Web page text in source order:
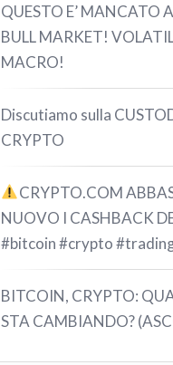
QUESTO E’ MANCATO
BULL MARKET!
MACRO!
Discutiamo sulla
CRYPTO
CRYPTO.COM
NUOVO I CASHBACK
#bitcoin #crypto
BITCOIN, CRYPTO:
STA CAMBIANDO?